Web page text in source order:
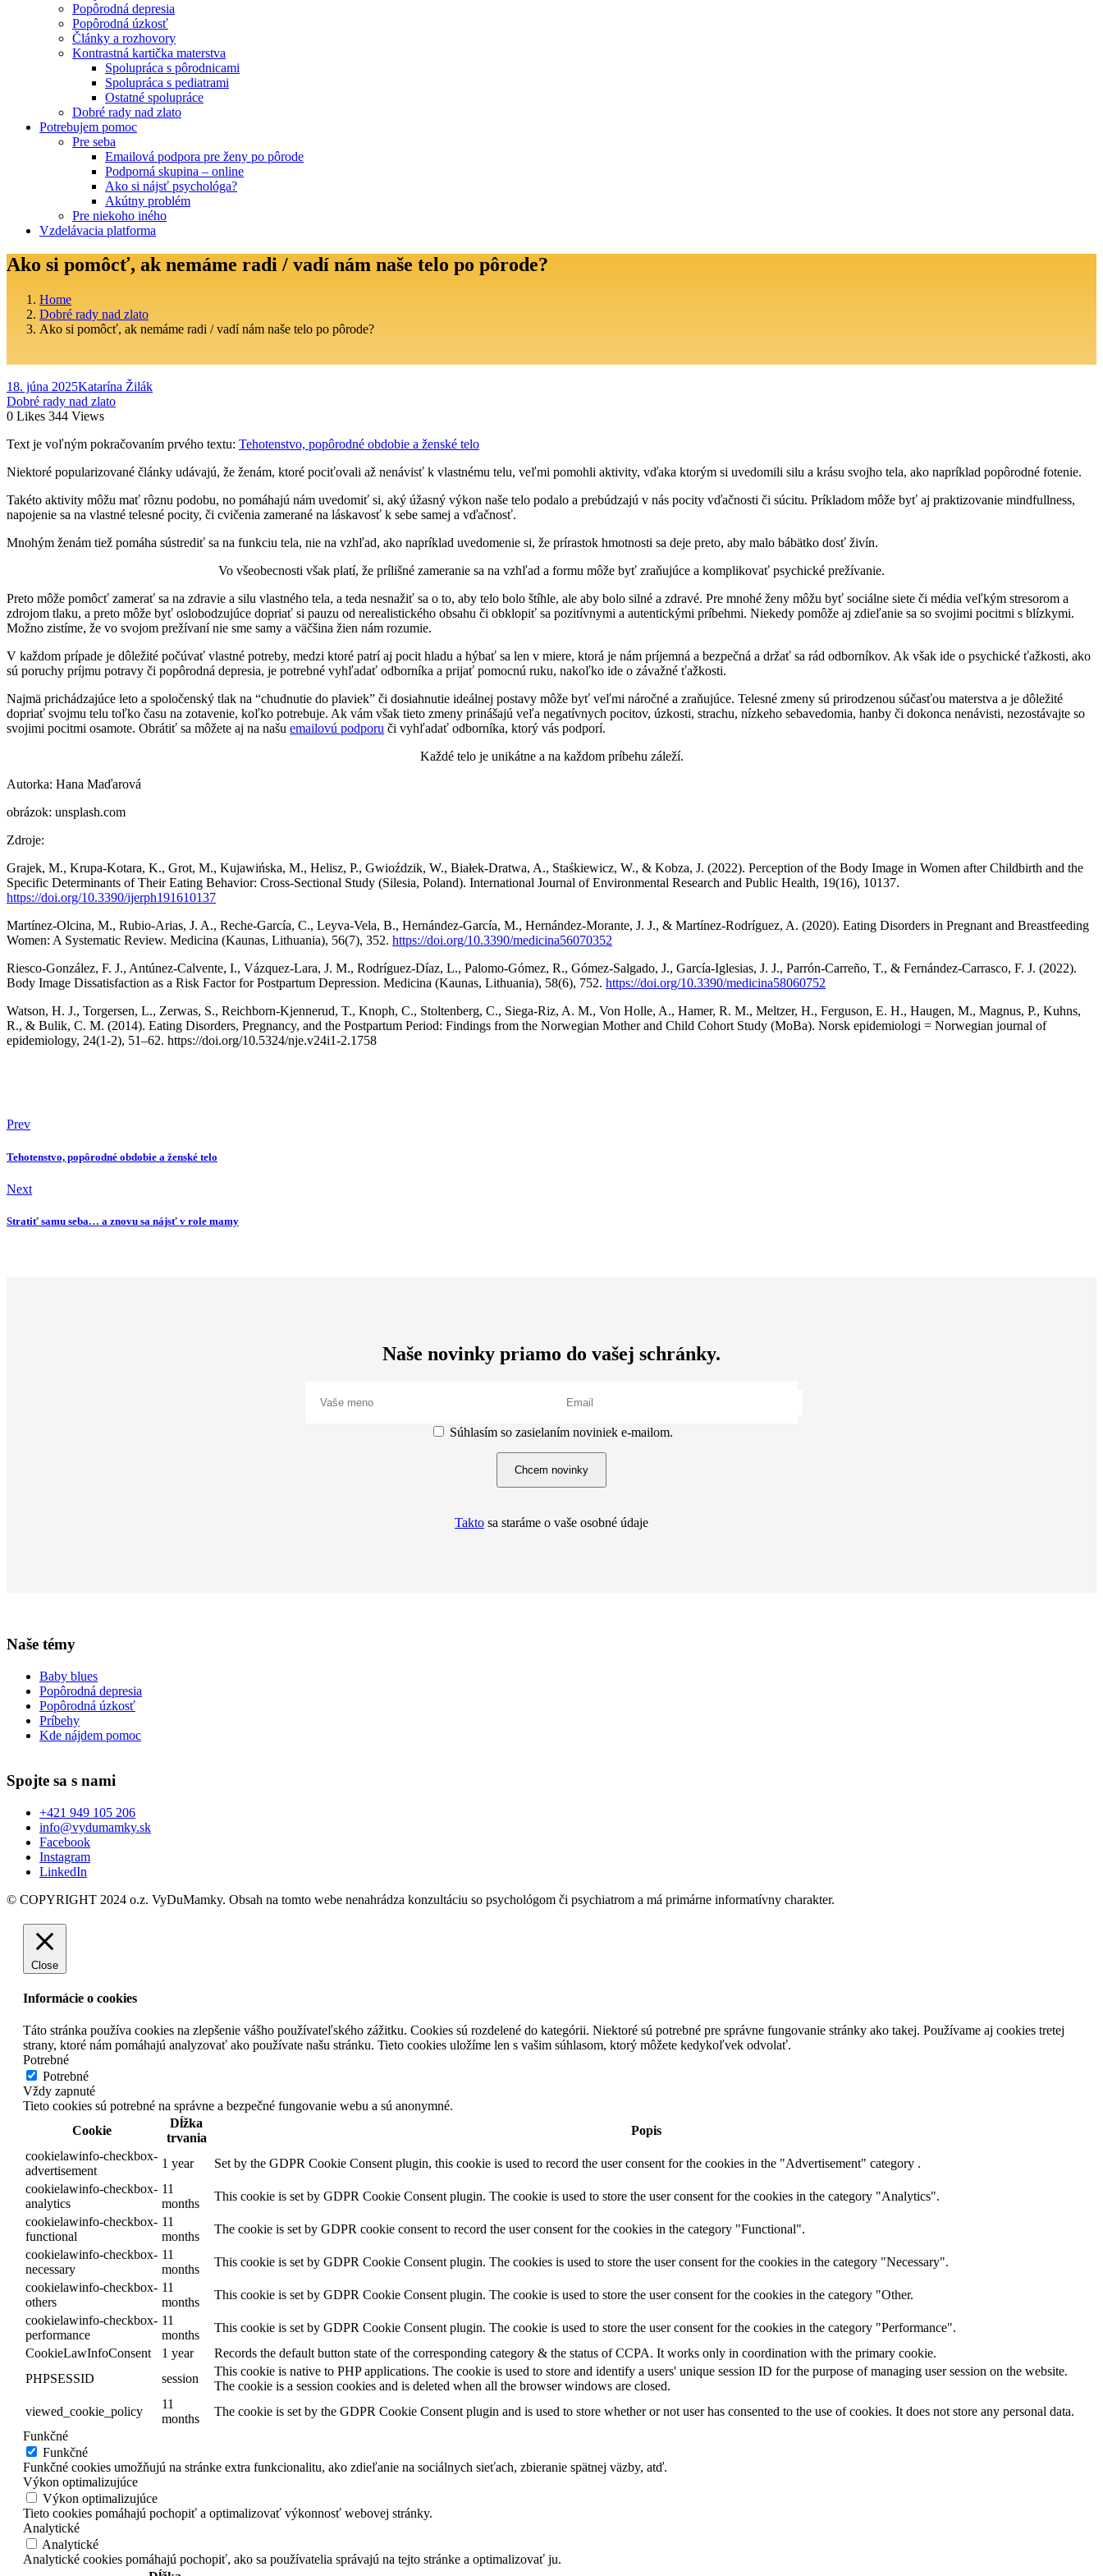
Popôrodná depresia
Popôrodná úzkosť
Články a rozhovory
Kontrastná kartička materstva
Spolupráca s pôrodnicami
Spolupráca s pediatrami
Ostatné spolupráce
Dobré rady nad zlato
Potrebujem pomoc
Pre seba
Emailová podpora pre ženy po pôrode
Podporná skupina – online
Ako si nájsť psychológa?
Akútny problém
Pre niekoho iného
Vzdelávacia platforma
Ako si pomôcť, ak nemáme radi / vadí nám naše telo po pôrode?
Home
Dobré rady nad zlato
Ako si pomôcť, ak nemáme radi / vadí nám naše telo po pôrode?
18. júna 2025Katarína Žilák
Dobré rady nad zlato
0 Likes 344 Views
Text je voľným pokračovaním prvého textu: Tehotenstvo, popôrodné obdobie a ženské telo
Niektoré popularizované články udávajú, že ženám, ktoré pociťovali až nenávisť k vlastnému telu, veľmi pomohli aktivity, vďaka ktorým si uvedomili silu a krásu svojho tela, ako napríklad popôrodné fotenie.
Takéto aktivity môžu mať rôznu podobu, no pomáhajú nám uvedomiť si, aký úžasný výkon naše telo podalo a prebúdzajú v nás pocity vďačnosti či súcitu. Príkladom môže byť aj praktizovanie mindfullness,
napojenie sa na vlastné telesné pocity, či cvičenia zamerané na láskavosť k sebe samej a vďačnosť.
Mnohým ženám tiež pomáha sústrediť sa na funkciu tela, nie na vzhľad, ako napríklad uvedomenie si, že prírastok hmotnosti sa deje preto, aby malo bábätko dosť živín.
Vo všeobecnosti však platí, že prílišné zameranie sa na vzhľad a formu môže byť zraňujúce a komplikovať psychické prežívanie.
Preto môže pomôcť zamerať sa na zdravie a silu vlastného tela, a teda nesnažiť sa o to, aby telo bolo štíhle, ale aby bolo silné a zdravé. Pre mnohé ženy môžu byť sociálne siete či média veľkým stresorom a
zdrojom tlaku, a preto môže byť oslobodzujúce dopriať si pauzu od nerealistického obsahu či obklopiť sa pozitívnymi a autentickými príbehmi. Niekedy pomôže aj zdieľanie sa so svojimi pocitmi s blízkymi.
Možno zistíme, že vo svojom prežívaní nie sme samy a väčšina žien nám rozumie.
V každom prípade je dôležité počúvať vlastné potreby, medzi ktoré patrí aj pocit hladu a hýbať sa len v miere, ktorá je nám príjemná a bezpečná a držať sa rád odborníkov. Ak však ide o psychické ťažkosti, ako
sú poruchy príjmu potravy či popôrodná depresia, je potrebné vyhľadať odborníka a prijať pomocnú ruku, nakoľko ide o závažné ťažkosti.
Najmä prichádzajúce leto a spoločenský tlak na “chudnutie do plaviek” či dosiahnutie ideálnej postavy môže byť veľmi náročné a zraňujúce. Telesné zmeny sú prirodzenou súčasťou materstva a je dôležité
dopriať svojmu telu toľko času na zotavenie, koľko potrebuje. Ak vám však tieto zmeny prinášajú veľa negatívnych pocitov, úzkosti, strachu, nízkeho sebavedomia, hanby či dokonca nenávisti, nezostávajte so
svojimi pocitmi osamote. Obrátiť sa môžete aj na našu emailovú podporu či vyhľadať odborníka, ktorý vás podporí.
Každé telo je unikátne a na každom príbehu záleží.
Autorka: Hana Maďarová
obrázok: unsplash.com
Zdroje:
Grajek, M., Krupa-Kotara, K., Grot, M., Kujawińska, M., Helisz, P., Gwioździk, W., Białek-Dratwa, A., Staśkiewicz, W., & Kobza, J. (2022). Perception of the Body Image in Women after Childbirth and the
Specific Determinants of Their Eating Behavior: Cross-Sectional Study (Silesia, Poland). International Journal of Environmental Research and Public Health, 19(16), 10137.
https://doi.org/10.3390/ijerph191610137
Martínez-Olcina, M., Rubio-Arias, J. A., Reche-García, C., Leyva-Vela, B., Hernández-García, M., Hernández-Morante, J. J., & Martínez-Rodríguez, A. (2020). Eating Disorders in Pregnant and Breastfeeding
Women: A Systematic Review. Medicina (Kaunas, Lithuania), 56(7), 352. https://doi.org/10.3390/medicina56070352
Riesco-González, F. J., Antúnez-Calvente, I., Vázquez-Lara, J. M., Rodríguez-Díaz, L., Palomo-Gómez, R., Gómez-Salgado, J., García-Iglesias, J. J., Parrón-Carreño, T., & Fernández-Carrasco, F. J. (2022).
Body Image Dissatisfaction as a Risk Factor for Postpartum Depression. Medicina (Kaunas, Lithuania), 58(6), 752. https://doi.org/10.3390/medicina58060752
Watson, H. J., Torgersen, L., Zerwas, S., Reichborn-Kjennerud, T., Knoph, C., Stoltenberg, C., Siega-Riz, A. M., Von Holle, A., Hamer, R. M., Meltzer, H., Ferguson, E. H., Haugen, M., Magnus, P., Kuhns,
R., & Bulik, C. M. (2014). Eating Disorders, Pregnancy, and the Postpartum Period: Findings from the Norwegian Mother and Child Cohort Study (MoBa). Norsk epidemiologi = Norwegian journal of
epidemiology, 24(1-2), 51–62. https://doi.org/10.5324/nje.v24i1-2.1758
Prev
Tehotenstvo, popôrodné obdobie a ženské telo
Next
Stratiť samu seba… a znovu sa nájsť v role mamy
Naše novinky priamo do vašej schránky.
Súhlasím so zasielaním noviniek e-mailom.
Chcem novinky
Takto sa staráme o vaše osobné údaje
Naše témy
Baby blues
Popôrodná depresia
Popôrodná úzkosť
Príbehy
Kde nájdem pomoc
Spojte sa s nami
+421 949 105 206
info@vydumamky.sk
Facebook
Instagram
LinkedIn
© COPYRIGHT 2024 o.z. VyDuMamky. Obsah na tomto webe nenahrádza konzultáciu so psychológom či psychiatrom a má primárne informatívny charakter.
Close
Informácie o cookies
Táto stránka používa cookies na zlepšenie vášho používateľského zážitku. Cookies sú rozdelené do kategórii. Niektoré sú potrebné pre správne fungovanie stránky ako takej. Používame aj cookies tretej
strany, ktoré nám pomáhajú analyzovať ako používate našu stránku. Tieto cookies uložíme len s vašim súhlasom, ktorý môžete kedykoľvek odvolať.
Potrebné
Potrebné
Vždy zapnuté
Tieto cookies sú potrebné na správne a bezpečné fungovanie webu a sú anonymné.
Cookie
Dĺžka
trvania
Popis
cookielawinfo-checkbox-
advertisement
1 year
Set by the GDPR Cookie Consent plugin, this cookie is used to record the user consent for the cookies in the "Advertisement" category .
cookielawinfo-checkbox-
analytics
11
months
This cookie is set by GDPR Cookie Consent plugin. The cookie is used to store the user consent for the cookies in the category "Analytics".
cookielawinfo-checkbox-
functional
11
months
The cookie is set by GDPR cookie consent to record the user consent for the cookies in the category "Functional".
cookielawinfo-checkbox-
necessary
11
months
This cookie is set by GDPR Cookie Consent plugin. The cookies is used to store the user consent for the cookies in the category "Necessary".
cookielawinfo-checkbox-
others
11
months
This cookie is set by GDPR Cookie Consent plugin. The cookie is used to store the user consent for the cookies in the category "Other.
cookielawinfo-checkbox-
performance
11
months
This cookie is set by GDPR Cookie Consent plugin. The cookie is used to store the user consent for the cookies in the category "Performance".
CookieLawInfoConsent
1 year
Records the default button state of the corresponding category & the status of CCPA. It works only in coordination with the primary cookie.
PHPSESSID
session
This cookie is native to PHP applications. The cookie is used to store and identify a users' unique session ID for the purpose of managing user session on the website.
The cookie is a session cookies and is deleted when all the browser windows are closed.
viewed_cookie_policy
11
months
The cookie is set by the GDPR Cookie Consent plugin and is used to store whether or not user has consented to the use of cookies. It does not store any personal data.
Funkčné
Funkčné
Funkčné cookies umožňujú na stránke extra funkcionalitu, ako zdieľanie na sociálnych sieťach, zbieranie spätnej väzby, atď.
Výkon optimalizujúce
Výkon optimalizujúce
Tieto cookies pomáhajú pochopiť a optimalizovať výkonnosť webovej stránky.
Analytické
Analytické
Analytické cookies pomáhajú pochopiť, ako sa používatelia správajú na tejto stránke a optimalizovať ju.